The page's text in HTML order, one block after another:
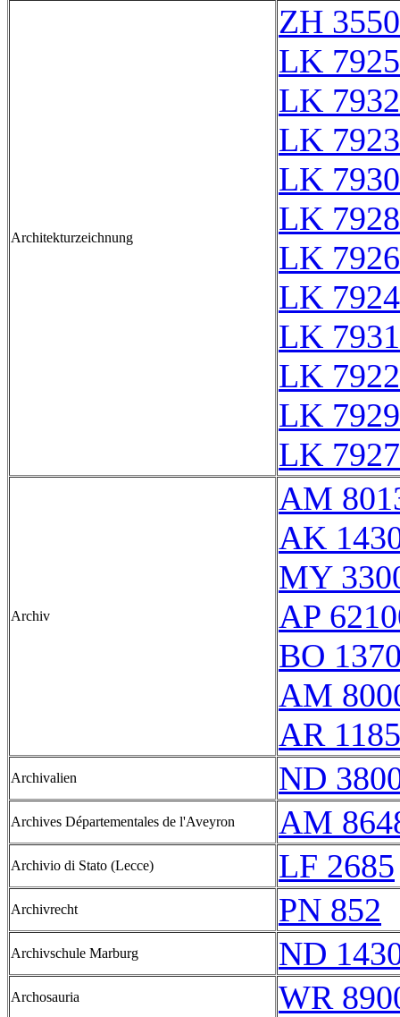
Architekturzeichnung
ZH 3550
LK
LK
LK
LK
LK
LK
LK
LK
LK
LK
LK
Archiv
AM
AK
MY
AP
BO
AM
AR
Archivalien ND
Archives Départementales de l'Aveyron AM
Archivio di Stato (Lecce) LF 2685
Archivrecht PN 852
Archivschule Marburg ND
Archosauria WR